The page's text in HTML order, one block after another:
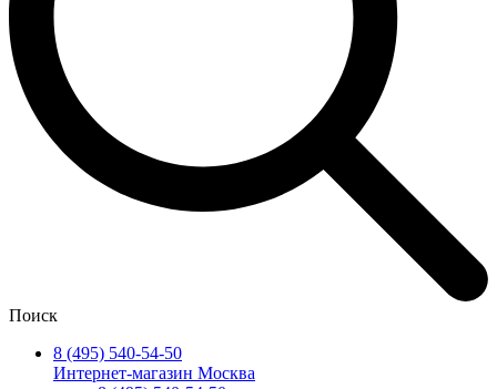
Поиск
8 (495) 540-54-50
Интернет-магазин Москва